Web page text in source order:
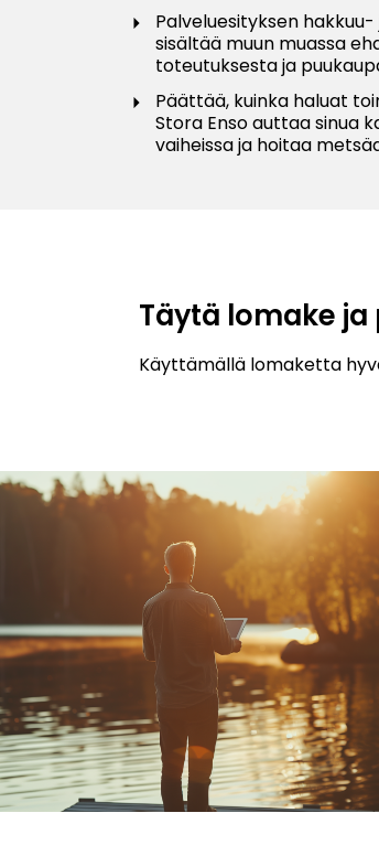
Palveluesityksen
sisältää muun muassa
toteutuksesta ja
Päättää, kuinka haluat
Stora Enso auttaa sinua
vaiheissa ja hoitaa
Täytä lomake
Käyttämällä lomaketta